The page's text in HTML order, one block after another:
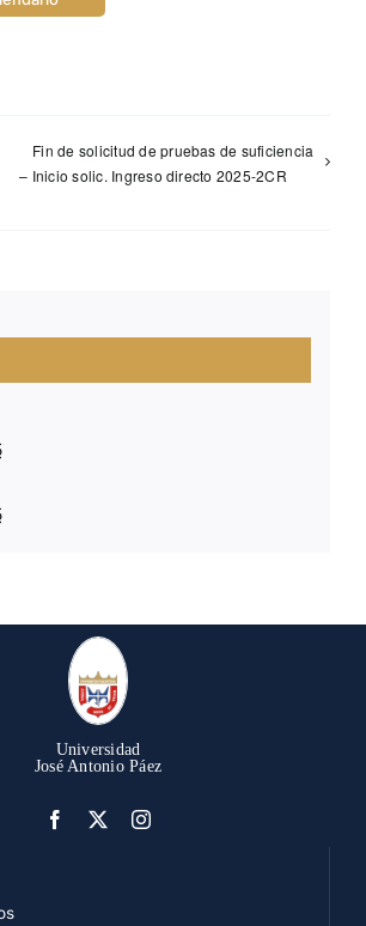
Fin de solicitud de pruebas de suficiencia
– Inicio solic. Ingreso directo 2025-2CR
Universidad
José Antonio Páez